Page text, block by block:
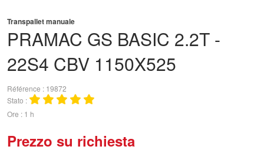
PRAMAC GS BASIC 2.2T -
22S4 CBV 1150X525
Transpallet manuale
Référence
19872
Stato
Ore
1 h
Prezzo su richiesta